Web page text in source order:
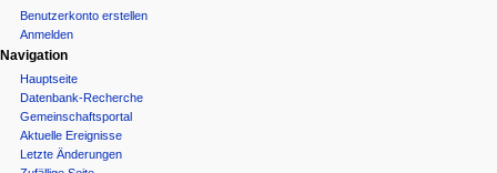
Benutzerkonto erstellen
Anmelden
Navigation
Hauptseite
Datenbank-Recherche
Gemeinschafts­portal
Aktuelle Ereignisse
Letzte Änderungen